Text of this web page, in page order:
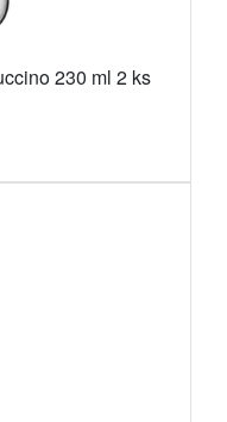
230 ml 2 ks